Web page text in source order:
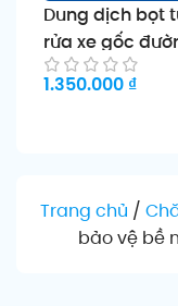
Dung dịch bọt
rửa xe gốc
TOUCH-LESS
1.350.000 ₫
Trang chủ /
bảo vệ bề